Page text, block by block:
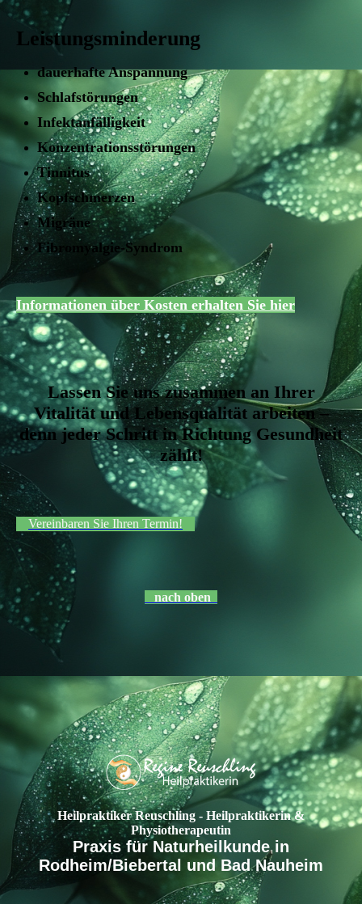
Leistungsminderung
dauerhafte Anspannung
Schlafstörungen
Infektanfälligkeit
Konzentrationsstörungen
Tinnitus
Kopfschmerzen
Migräne
Fibromyalgie-Syndrom
Informationen über Kosten erhalten Sie hier
Lassen Sie uns zusammen an Ihrer
Vitalität und Lebensqualität arbeiten –
denn jeder Schritt in Richtung Gesundheit
zählt!
Vereinbaren Sie Ihren Termin!
nach oben
Heilpraktiker Reuschling - Heilpraktikerin &
Physiotherapeutin
Praxis für Naturheilkunde in
Rodheim/Biebertal und Bad Nauheim